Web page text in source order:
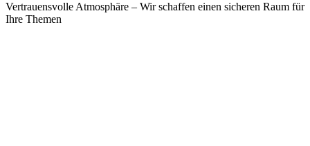
Vertrauensvolle Atmosphäre – Wir schaffen einen sicheren Raum für
Ihre Themen